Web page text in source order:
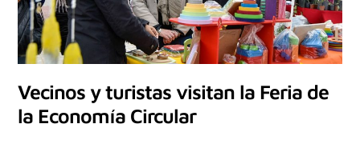
Vecinos y turistas visitan la Feria de
la Economía Circular